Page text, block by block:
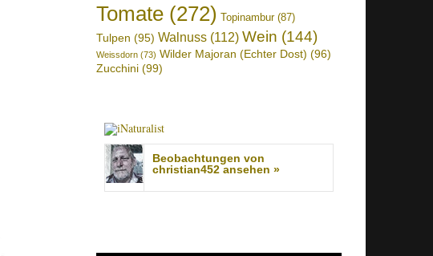
Tomate (272) Topinambur(87)
Tulpen (95) Walnuss (112) Wein (144)
Weissdorn (73) Wilder Majoran (Echter Dost) (96)
Zucchini (99)
Beobachtungen von
christian452 ansehen »